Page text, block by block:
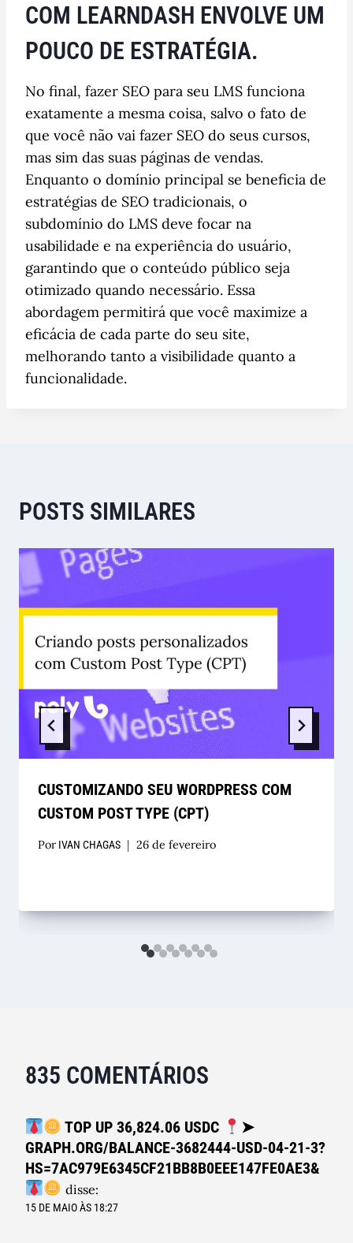
COM LEARNDASH ENVOLVE UM
POUCO DE ESTRATÉGIA.
No final, fazer SEO para seu LMS funciona
exatamente a mesma coisa, salvo o fato de
que você não vai fazer SEO do seus cursos,
mas sim das suas páginas de vendas.
Enquanto o domínio principal se beneficia de
estratégias de SEO tradicionais, o
subdomínio do LMS deve focar na
usabilidade e na experiência do usuário,
garantindo que o conteúdo público seja
otimizado quando necessário. Essa
abordagem permitirá que você maximize a
eficácia de cada parte do seu site,
melhorando tanto a visibilidade quanto a
funcionalidade.
POSTS SIMILARES
CUSTOMIZANDO SEU WORDPRESS COM
CUSTOM POST TYPE (CPT)
Por IVAN CHAGAS 26 de fevereiro
835 COMENTÁRIOS
TOP UP 36,824.06 USDC
➤
GRAPH.ORG/BALANCE-3682444-USD-04-21-3?
HS=7AC979E6345CF21BB8B0EEE147FE0AE3&
disse:
15 DE MAIO ÀS 18:27